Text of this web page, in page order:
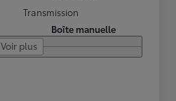
Transmission
Boîte manuelle
Voir plus